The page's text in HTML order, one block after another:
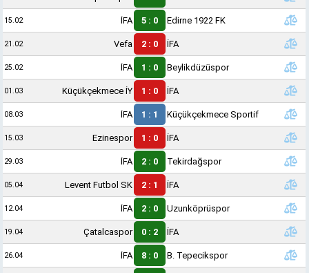
15.02 İFA 5 : 0 Edirne 1922 FK
21.02 Vefa 2 : 0 İFA
25.02 İFA 1 : 0 Beylikdüzüspor
01.03 Küçükçekmece İY 1 : 0 İFA
08.03 İFA 1 : 1 Küçükçekmece Sportif
15.03 Ezinespor 1 : 0 İFA
29.03 İFA 2 : 0 Tekirdağspor
05.04 Levent Futbol SK 2 : 1 İFA
12.04 İFA 2 : 0 Uzunköprüspor
19.04 Çatalcaspor 0 : 2 İFA
26.04 İFA 8 : 0 B. Tepecikspor